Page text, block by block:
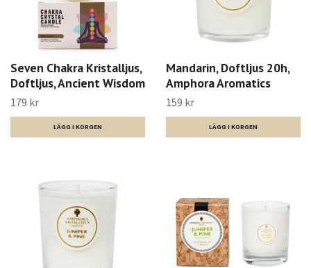
Seven Chakra Kristalljus,
Doftljus, Ancient Wisdom
179 kr
Mandarin, Doftljus 20h,
Amphora Aromatics
159 kr